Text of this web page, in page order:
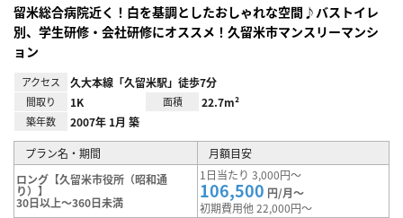
留米総合病院近く！白を基調としたおしゃれな空間♪バストイレ
別、学生研修・会社研修にオススメ！久留米市マンスリーマンシ
ョン
アクセス 久大本線「久留米駅」徒歩7分
間取り 1K 面積 22.7m²
築年数 2007年 1月 築
プラン名・期間
月額目安
ロング【久留米市役所（昭和通
り）】
30日以上～360日未満
1日当たり 3,000円～
106,500 円/月～
初期費用他 22,000円～